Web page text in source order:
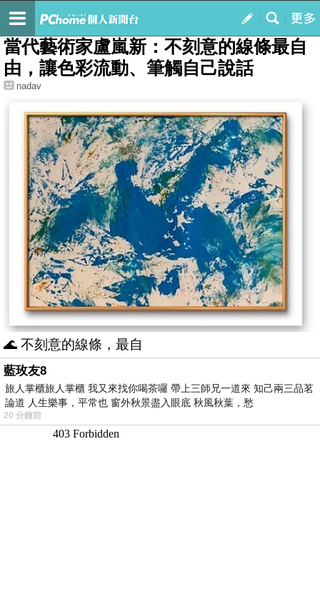
我的
最新文章
當代藝術家盧嵐新：不刻意的線條最自
由，讓色彩流動、筆觸自己說話
nadav
🌊 不刻意的線條，最自
藍玫友8
旅人掌櫃旅人掌櫃 我又來找你喝茶囉 帶上三師兄一道來 知己兩三品茗
論道 人生樂事，平常也 窗外秋景盡入眼底 秋風秋葉，愁
20 分鐘前